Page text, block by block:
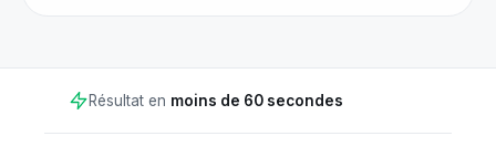
Résultat en moins de 60 secondes